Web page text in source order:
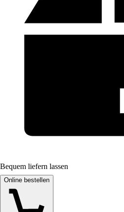
Bequem liefern lassen
Online bestellen